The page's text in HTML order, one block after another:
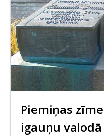
Piemiņas
igauņu valodā